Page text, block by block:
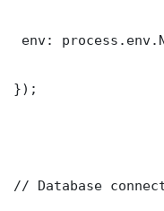
env:
});
// Database